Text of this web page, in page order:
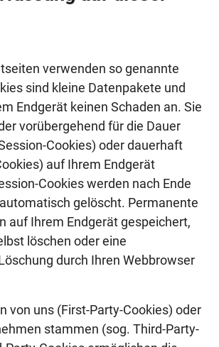
verwenden so genannte
sind kleine Datenpakete und
Endgerät keinen Schaden an. Sie
vorübergehend für die Dauer
Cookies) oder dauerhaft
auf Ihrem Endgerät
Cookies werden nach Ende
gelöscht. Permanente
auf Ihrem Endgerät gespeichert,
löschen oder eine
durch Ihren Webbrowser
von uns (First-Party-Cookies) oder
stammen (sog. Third-Party-